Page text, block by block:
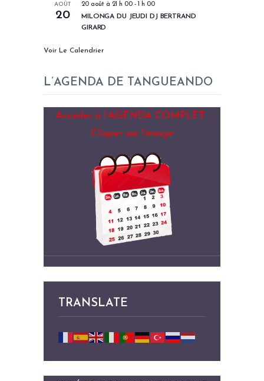
AOÛT
20
20 août à 21 h 00 - 1 h 00
MILONGA DU JEUDI DJ BERTRAND
GIRARD
Voir Le Calendrier
L’AGENDA DE TANGUEANDO
Accéder à l’AGENDA COMPLET :
Cliquer sur l’image
TRANSLATE